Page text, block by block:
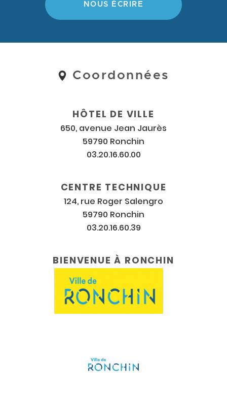
Coordonnées
Coordonnées
horaires
HÔTEL DE VILLE
650, avenue Jean Jaurès
59790 Ronchin
03.20.16.60.00
CENTRE TECHNIQUE
124, rue Roger Salengro
59790 Ronchin
03.20.16.60.39
BIENVENUE À RONCHIN
NOUS ÉCRIRE